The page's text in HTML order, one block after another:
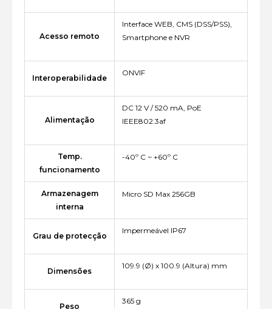
Acesso remoto
Interface WEB, CMS (DSS/PSS),
Smartphone e NVR
Interoperabilidade
ONVIF
Alimentação
DC 12 V / 520 mA, PoE
IEEE802.3af
Temp.
funcionamento
-40º C ~ +60º C
Armazenagem
interna
Micro SD Max 256GB
Grau de protecção
Impermeável IP67
Dimensões
109.9 (Ø) x 100.9 (Altura) mm
Peso
365 g